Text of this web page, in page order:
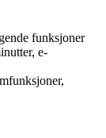
funksjoner
e-